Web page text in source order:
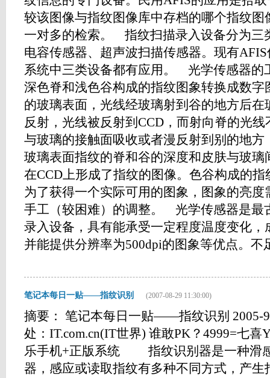
较该图像与指纹图像库中存档的哪个指纹
一对多的检索。 指纹扫描录入设备分为三
电容传感器、超声波扫描传感器。现有
系统中三类设备都有应用。 光学传感器的
深色脊和浅色谷构成的指纹图象转换成数
的玻璃表面，光线经玻璃射到谷的地方后
反射，光线被反射到CCD，而射向脊的光
与玻璃的接触面吸收或者漫反射到别的地
玻璃表面指纹的脊和谷的深度和皮肤与玻
在CCD上形成了指纹的图像。色谷构成的
为了获得一个实际可用的图象，图象的亮
手工（较困难）的调整。 光学传感器是最
录入设备，具有能承受一定程度温度变化
并能提供分辨率为500dpi的图象等优点。不
笔记本每日一贴——指纹识别 (2007-08-29 11:30:00)
摘要： 笔记本每日一贴——指纹识别 2005-
处：IT.com.cn(IT世界) 谁敢PK？4999=七喜
乐手机+正版系统 指纹识别器是一种滑
器，感应或读取指纹有多种不同方式，产